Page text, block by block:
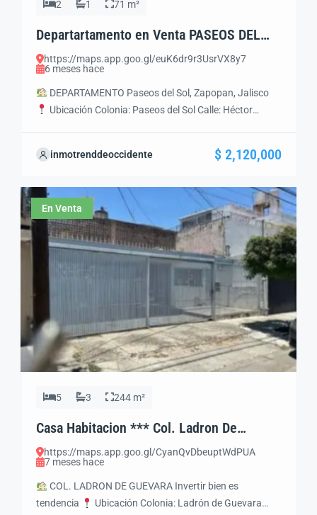
2 1 71 m²
Departartamento en Venta PASEOS DEL
SOL, Zapopan, Jal.
https://maps.app.goo.gl/euK6dr9r3UsrVX8y7
6 meses hace
DEPARTAMENTO Paseos del Sol, Zapopan, Jalisco
Ubicación Colonia: Paseos del Sol Calle: Héctor
Periférico MG Morin, Nicolas Copérnico.
Precio de
m²
Distribución y Espacios PISO 4 2 recámaras 1 […]
inmotrenddeoccidente $ 2,120,000
En Venta
5 3 244 m²
Casa Habitacion *** Col. Ladron De
Guevara *** Gdl. Jal.
https://maps.app.goo.gl/CyanQvDbeuptWdPUA
7 meses hace
COL. LADRON DE GUEVARA Invertir bien es
tendencia
Ubicación Colonia: Ladrón de Guevara